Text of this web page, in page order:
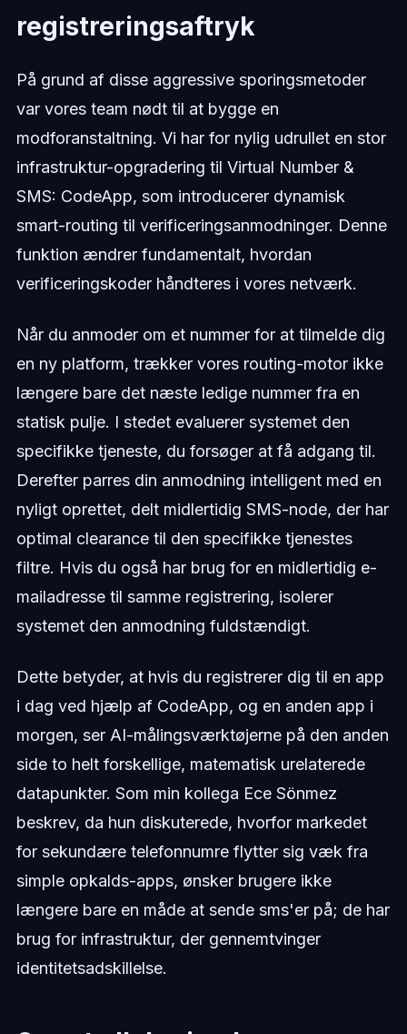
registreringsaftryk
På grund af disse aggressive sporingsmetoder
var vores team nødt til at bygge en
modforanstaltning. Vi har for nylig udrullet en stor
infrastruktur-opgradering til Virtual Number &
SMS: CodeApp, som introducerer dynamisk
smart-routing til verificeringsanmodninger. Denne
funktion ændrer fundamentalt, hvordan
verificeringskoder håndteres i vores netværk.
Når du anmoder om et nummer for at tilmelde dig
en ny platform, trækker vores routing-motor ikke
længere bare det næste ledige nummer fra en
statisk pulje. I stedet evaluerer systemet den
specifikke tjeneste, du forsøger at få adgang til.
Derefter parres din anmodning intelligent med en
nyligt oprettet, delt midlertidig SMS-node, der har
optimal clearance til den specifikke tjenestes
filtre. Hvis du også har brug for en midlertidig e-
mailadresse til samme registrering, isolerer
systemet den anmodning fuldstændigt.
Dette betyder, at hvis du registrerer dig til en app
i dag ved hjælp af CodeApp, og en anden app i
morgen, ser AI-målingsværktøjerne på den anden
side to helt forskellige, matematisk urelaterede
datapunkter. Som min kollega Ece Sönmez
beskrev, da hun diskuterede, hvorfor markedet
for sekundære telefonnumre flytter sig væk fra
simple opkalds-apps, ønsker brugere ikke
længere bare en måde at sende sms'er på; de har
brug for infrastruktur, der gennemtvinger
identitetsadskillelse.